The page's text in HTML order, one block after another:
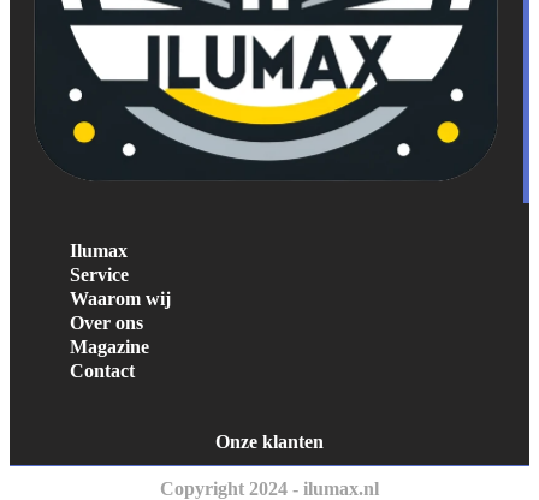
Ilumax
Service
Waarom wij
Over ons
Magazine
Contact
Onze klanten
Copyright 2024 - ilumax.nl